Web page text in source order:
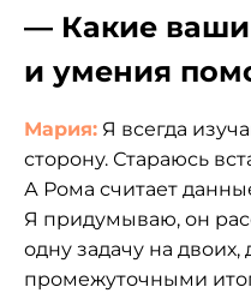
— Какие
и умения
Мария: Я всегда
сторону. Стараюсь
А Рома считает
Я придумываю, он
одну задачу на двоих,
промежуточными